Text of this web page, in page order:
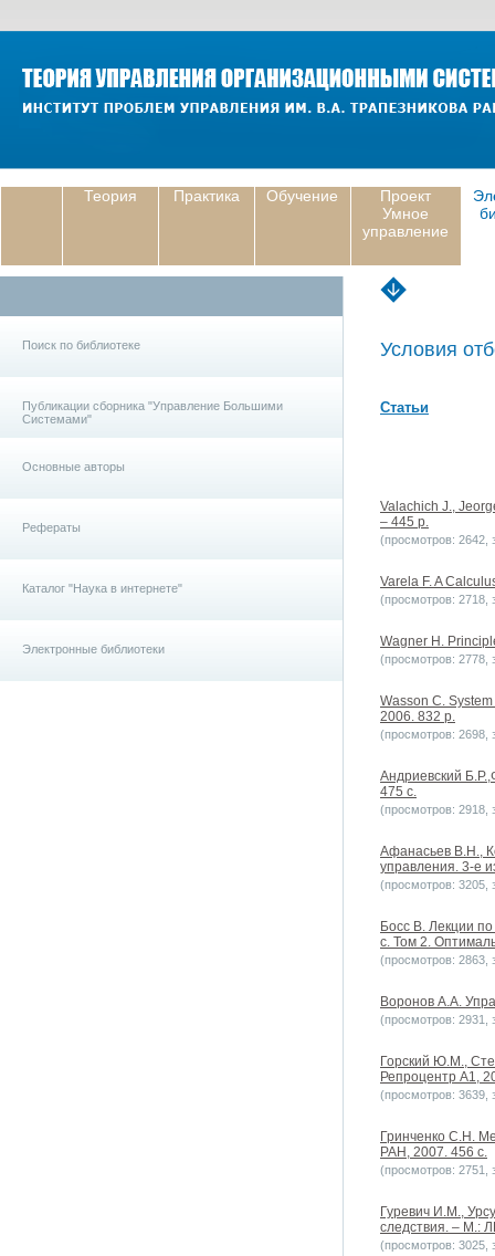
Теория Практика Обучение
Проект
Умное
управление
Поиск по библиотеке
Публикации сборника "Управление Большими
Системами"
Основные авторы
Рефераты
Каталог "Наука в интернете"
Электронные библиотеки
Условия
Статьи
Valachich J.,
– 445 p.
(просмотров: 2642,
Varela F. A
(просмотров: 2718,
Wagner H.
(просмотров: 2778,
Wasson C.
2006. 832 p.
(просмотров: 2698,
Андриевский
475 с.
(просмотров: 2918,
Афанасьев В.Н.,
управления. 3-е
(просмотров: 3205,
Босс В. Лекции
с. Том 2.
(просмотров: 2863,
Воронов А.А.
(просмотров: 2931,
Горский Ю.М.,
Репроцентр А1,
(просмотров: 3639,
Гринченко С.Н.
РАН, 2007. 456 с.
(просмотров: 2751,
Гуревич И.М.,
следствия. – М.:
(просмотров: 3025,